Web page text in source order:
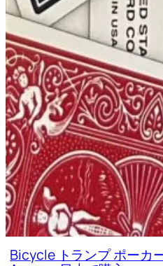
Bicycle トランプ ポーカ